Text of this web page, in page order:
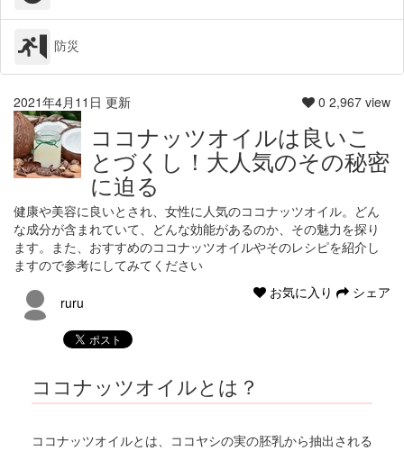
防災
2021年4月11日 更新 0 2,967 view
ココナッツオイルは良いこ
とづくし！大人気のその秘密
に迫る
健康や美容に良いとされ、女性に人気のココナッツオイル。どん
な成分が含まれていて、どんな効能があるのか、その魅力を探り
ます。また、​おすすめのココナッツオイルやそのレシピを紹介し
ますので参考にしてみてください
ruru
お気に入り シェア
ココナッツオイルとは？
ココナッツオイルとは、ココヤシの実の胚乳から抽出される